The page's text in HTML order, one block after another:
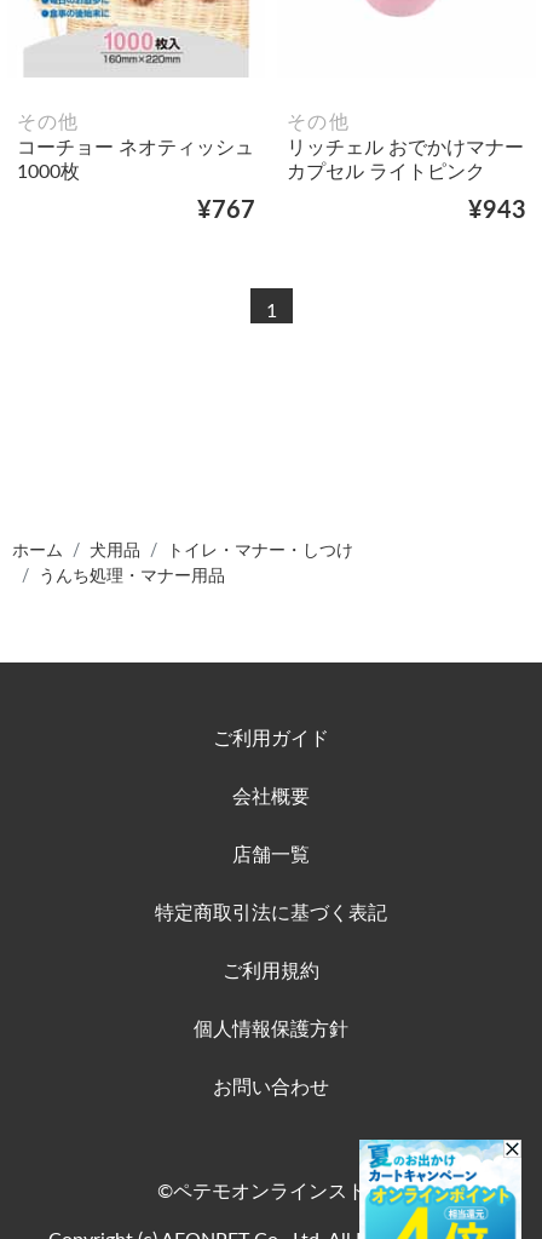
その他
コーチョー ネオティッシュ
1000枚
¥767
その他
リッチェル おでかけマナー
カプセル ライトピンク
¥943
1
ホーム 犬用品
トイレ・マナー・しつけ
うんち処理・マナー用品
ご利用ガイド
会社概要
店舗一覧
特定商取引法に基づく表記
ご利用規約
個人情報保護方針
お問い合わせ
©ペテモオンラインストア